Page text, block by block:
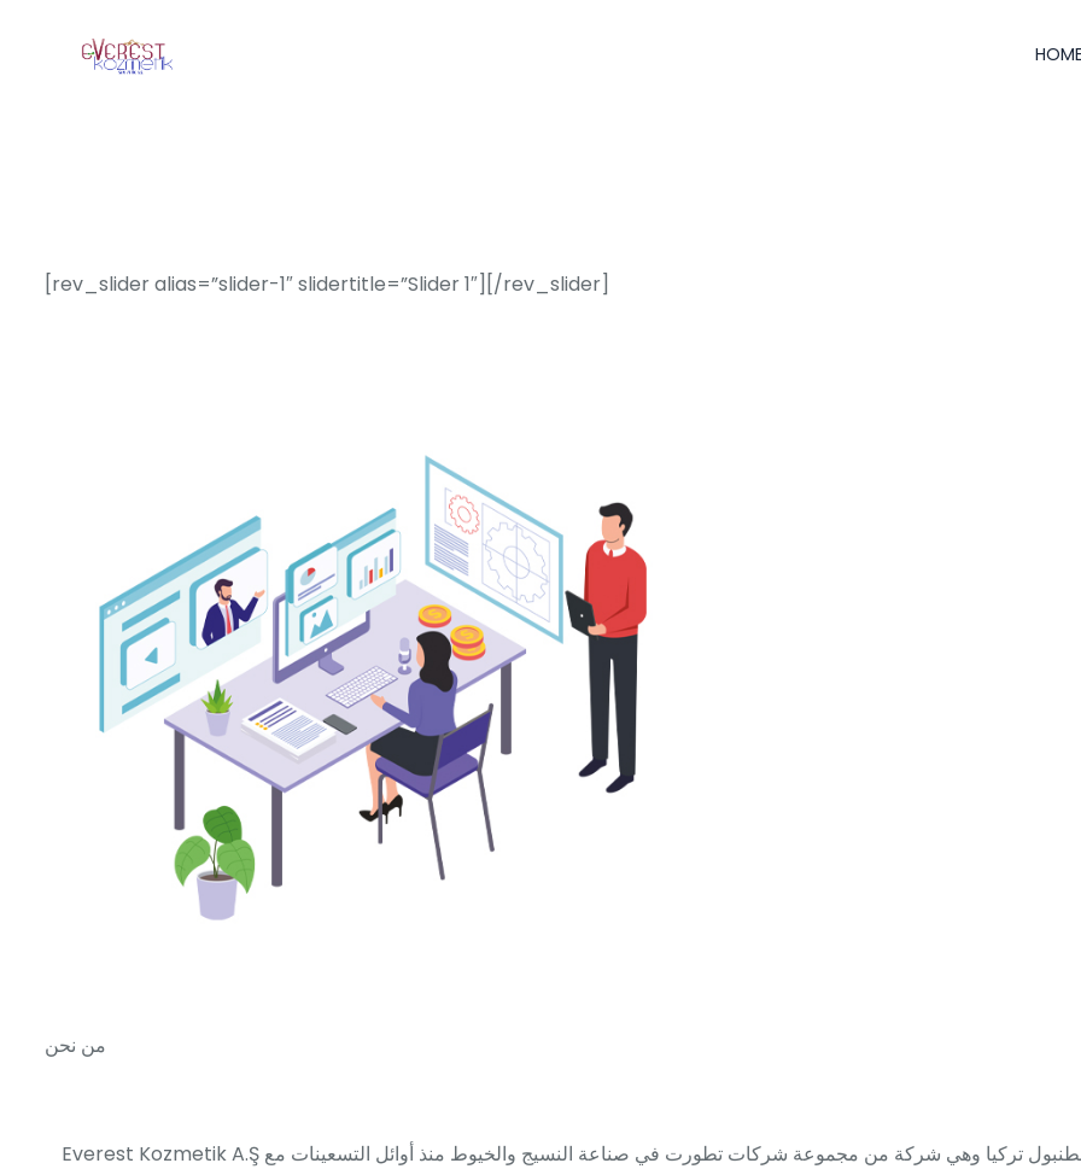
HOME
[rev_slider alias=”slider-1″ slidertitle=”Slider 1″][/rev_slider]
من نحن
Everest Kozmetik A.Ş هي شركة خاصة تضامنية مساهمة تأسست في عام 2021 في اسطنبول تركيا وهي شركة من مجموعة شركات تطورت في صناعة النسيج والخيوط منذ أوائل التسعينات مع